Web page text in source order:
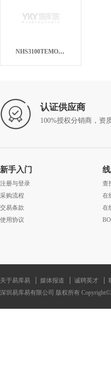
NHS3100TEMODBUL
认证供应商
100%授权分销商，资
新手入门
注册与登录
采购流程
交易条款
使用协议
查
在
在
关于易库易 媒体报道 诚聘英才
深圳易库易有限公司 版权所有